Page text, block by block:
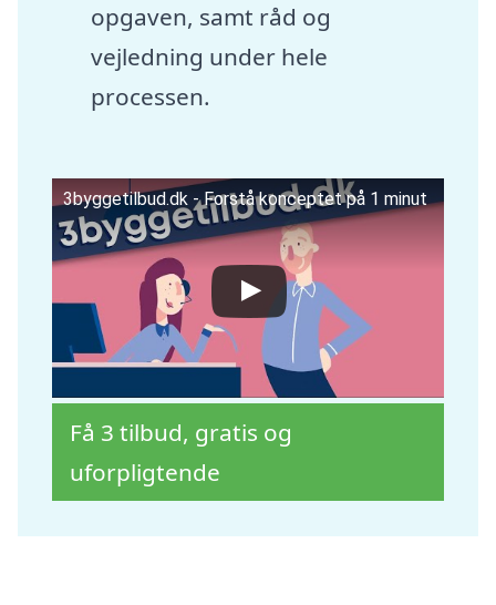
opgaven, samt råd og
vejledning under hele
processen.
3byggetilbud.dk - Forstå konceptet på 1 minut
Få 3 tilbud, gratis og
uforpligtende